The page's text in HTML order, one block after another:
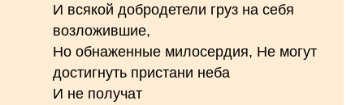
И всякой добродетели груз на себя
возложившие,
Но обнаженные милосердия, Не могут
достигнуть пристани неба
И не получат